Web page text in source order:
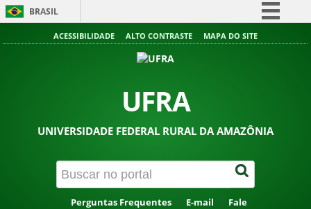
BRASIL
Simplifique!
Acesso à informação
ACESSIBILIDADE ALTO CONTRASTE MAPA DO SITE
UFRA
UNIVERSIDADE FEDERAL RURAL DA AMAZÔNIA
Perguntas Frequentes E-mail
Fale